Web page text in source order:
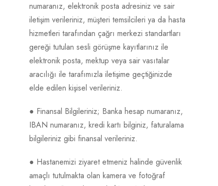
numaranız, elektronik posta adresiniz ve sair
iletişim verileriniz, müşteri temsilcileri ya da hasta
hizmetleri tarafından çağrı merkezi standartları
gereği tutulan sesli görüşme kayıtlarınız ile
elektronik posta, mektup veya sair vasıtalar
aracılığı ile tarafımızla iletişime geçtiğinizde
elde edilen kişisel verileriniz.
● Finansal Bilgileriniz; Banka hesap numaranız,
IBAN numaranız, kredi kartı bilginiz, faturalama
bilgileriniz gibi finansal verileriniz.
● Hastanemizi ziyaret etmeniz halinde güvenlik
amaçlı tutulmakta olan kamera ve fotoğraf